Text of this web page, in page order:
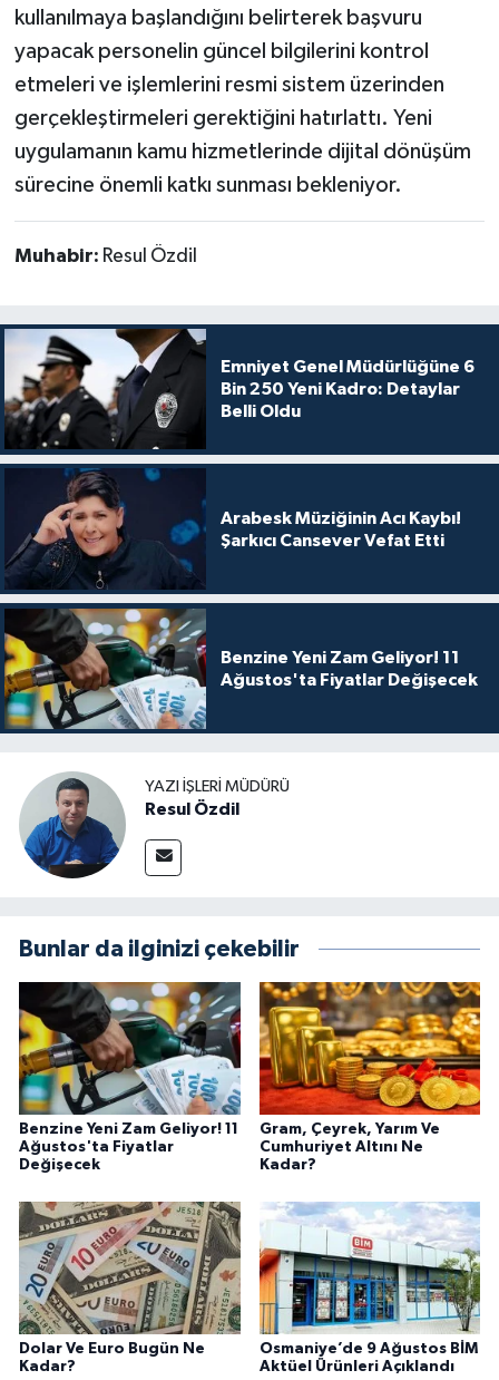
kullanılmaya başlandığını belirterek başvuru
yapacak personelin güncel bilgilerini kontrol
etmeleri ve işlemlerini resmi sistem üzerinden
gerçekleştirmeleri gerektiğini hatırlattı. Yeni
uygulamanın kamu hizmetlerinde dijital dönüşüm
sürecine önemli katkı sunması bekleniyor.
Muhabir: Resul Özdil
Emniyet Genel Müdürlüğüne 6
Bin 250 Yeni Kadro: Detaylar
Belli Oldu
Arabesk Müziğinin Acı Kaybı!
Şarkıcı Cansever Vefat Etti
Benzine Yeni Zam Geliyor! 11
Ağustos'ta Fiyatlar Değişecek
YAZI İŞLERI MÜDÜRÜ
Resul Özdil
Bunlar da ilginizi çekebilir
Benzine Yeni Zam Geliyor! 11
Ağustos'ta Fiyatlar
Değişecek
Gram, Çeyrek, Yarım Ve
Cumhuriyet Altını Ne
Kadar?
Dolar Ve Euro Bugün Ne
Kadar?
Osmaniye’de 9 Ağustos BİM
Aktüel Ürünleri Açıklandı